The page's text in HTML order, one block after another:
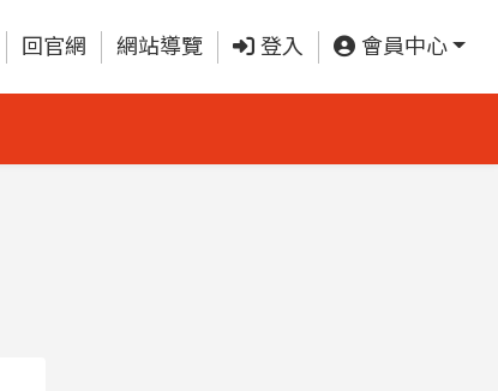
回官網 網站導覽 登入 會員中心